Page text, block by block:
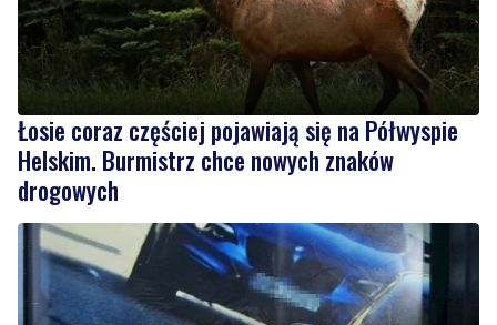
Łosie coraz częściej pojawiają się na Półwyspie
Helskim. Burmistrz chce nowych znaków
drogowych